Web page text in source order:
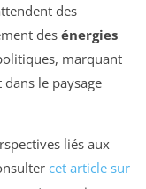
des
des énergies
marquant
le paysage
liés aux
cet article sur